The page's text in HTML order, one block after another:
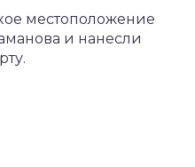
местоположение
и нанесли